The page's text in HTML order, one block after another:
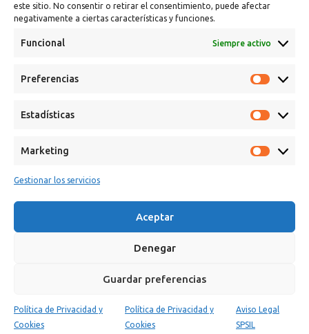
este sitio. No consentir o retirar el consentimiento, puede afectar
negativamente a ciertas características y funciones.
Funcional Siempre activo
Preferencias
Estadísticas
Marketing
Gestionar los servicios
Aceptar
Denegar
Guardar preferencias
Política de Privacidad y
Cookies
Política de Privacidad y
Cookies
Aviso Legal
SPSIL
0
Carrito
Mi cuenta